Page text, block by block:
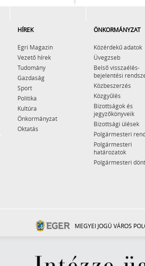
HÍREK
Egri Magazin
Vezető hírek
Tudomány
Gazdaság
Sport
Politika
Kultúra
Önkormányzat
Oktatás
ÖNKORMÁNYZAT
Közérdekű adatok
Üvegzseb
Belső visszaélés-
bejelentési
Közbeszerzés
Közgyűlés
Bizottságok és
jegyzőkönyveik
Bizottsági ülések
Polgármesteri
Polgármesteri
határozatok
Polgármesteri
MEGYEI JOGÚ VÁROS